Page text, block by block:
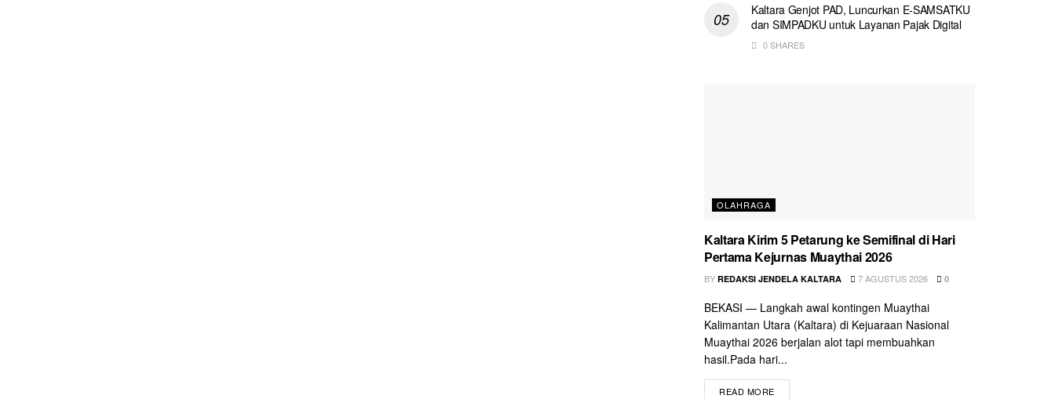
Kaltara Genjot PAD, Luncurkan E-SAMSATKU
dan SIMPADKU untuk Layanan Pajak Digital
0 SHARES
OLAHRAGA
Kaltara Kirim 5 Petarung ke Semifinal di Hari
Pertama Kejurnas Muaythai 2026
BY REDAKSI JENDELA KALTARA 7 AGUSTUS 2026 0
BEKASI — Langkah awal kontingen Muaythai
Kalimantan Utara (Kaltara) di Kejuaraan Nasional
Muaythai 2026 berjalan alot tapi membuahkan
hasil.Pada hari...
READ MORE